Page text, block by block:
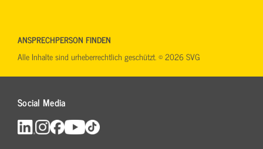
Social Media
ANSPRECHPERSON FINDEN
Alle Inhalte sind urheberrechtlich geschützt. © 2026 SVG